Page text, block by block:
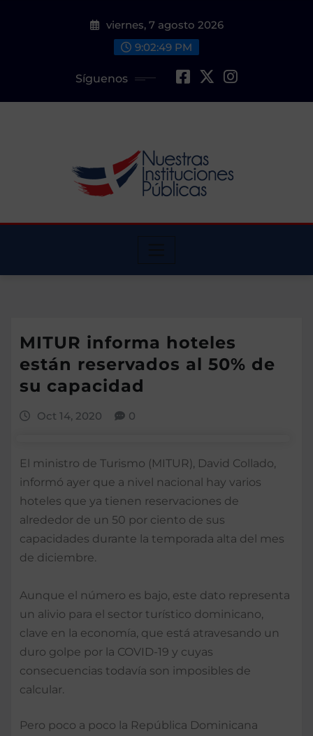
viernes, 7 agosto 2026
9:02:50 PM
Síguenos
MITUR informa hoteles
están reservados al 50% de
su capacidad
Oct 14, 2020 0
El ministro de Turismo (MITUR), David Collado,
informó ayer que a nivel nacional hay varios
hoteles que ya tienen reservaciones de
alrededor de un 50 por ciento de sus
capacidades durante la temporada alta del mes
de diciembre.
Aunque el número es bajo, este dato representa
un alivio para el sector turístico dominicano,
clave en la economía, que está atravesando un
duro golpe por la COVID-19 y cuyas
consecuencias todavía son imposibles de
calcular.
Pero poco a poco la República Dominicana